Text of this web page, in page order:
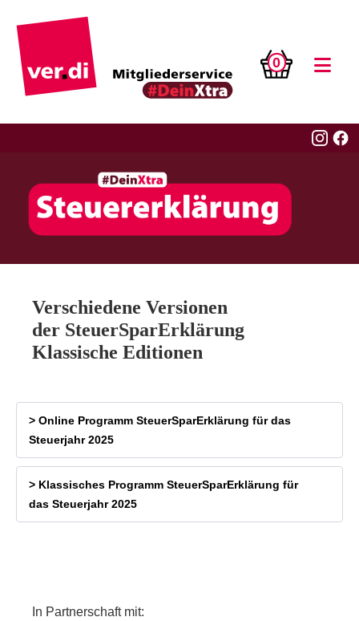
0
Verschiedene Versionen
der SteuerSparErklärung
Klassische Editionen
> Online Programm SteuerSparErklärung für das
Steuerjahr 2025
> Klassisches Programm SteuerSparErklärung für
das Steuerjahr 2025
In Partnerschaft mit: